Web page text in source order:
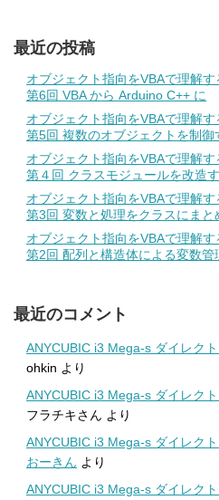
最近の投稿
オブジェクト指向をVBAで理解す
第6回 VBA から Arduino C++ に
オブジェクト指向をVBAで理解す
第5回 複数のオブジェクトを制御
オブジェクト指向をVBAで理解す
第４回 クラスモジュールを改造
オブジェクト指向をVBAで理解す
第3回 変数と処理をクラスにまと
オブジェクト指向をVBAで理解す
第2回 配列と構造体による変数管
最近のコメント
ANYCUBIC i3 Mega-s ダイレク
ohkin より
ANYCUBIC i3 Mega-s ダイレク
フラチキさん より
ANYCUBIC i3 Mega-s ダイレク
おーきん より
ANYCUBIC i3 Mega-s ダイレク